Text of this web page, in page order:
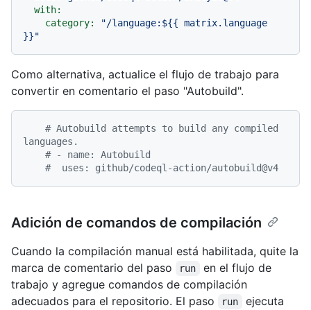
with:
category:
"/language:${{ matrix.language
}}"
Como alternativa, actualice el flujo de trabajo para
convertir en comentario el paso "Autobuild".
# Autobuild attempts to build any compiled
languages.
# - name: Autobuild
#  uses: github/codeql-action/autobuild@v4
Adición de comandos de compilación
Cuando la compilación manual está habilitada, quite la
marca de comentario del paso
run
en el flujo de
trabajo y agregue comandos de compilación
adecuados para el repositorio. El paso
run
ejecuta